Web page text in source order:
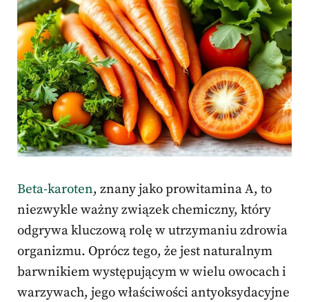
Beta-karoten, znany jako prowitamina A, to
niezwykle ważny związek chemiczny, który
odgrywa kluczową rolę w utrzymaniu zdrowia
organizmu. Oprócz tego, że jest naturalnym
barwnikiem występującym w wielu owocach i
warzywach, jego właściwości antyoksydacyjne